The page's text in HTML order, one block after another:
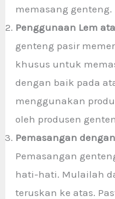
memasang genteng.
Penggunaan Lem
genteng pasir
khusus untuk
dengan baik pada
menggunakan
oleh produsen
Pemasangan
Pemasangan
hati-hati. Mulailah
teruskan ke atas.